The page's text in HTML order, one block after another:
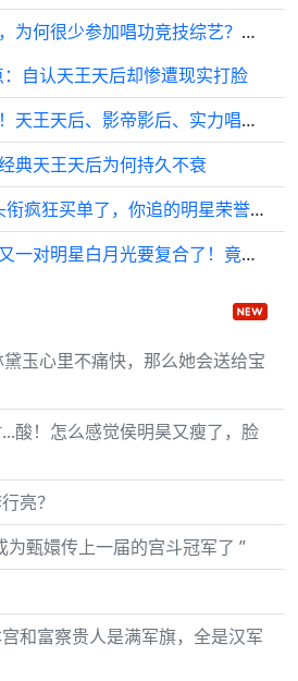
港乐天王天后这么多，为何很少参加唱功竞技综艺？唱功不足？
：自认天王天后却惨遭现实打脸
英皇群星演唱会来了！天王天后、影帝影后、实力唱将齐聚一堂
典天王天后为何持久不衰
别再为“天王”“天后”头衔疯狂买单了，你追的明星荣誉可能比实力更懂演戏，行业评委投票一动手能改写影史格局
娱乐圈再现锋菲恋！又一对明星白月光要复合了！竟是歌坛鼎鼎有名的天王天后！
玉心里不痛快，那么她会送给宝
酸！怎么感觉侯明昊又瘦了，脸
亮？
为甄嬛传上一届的宫斗冠军了 ”
和富察贵人是满军旗，全是汉军